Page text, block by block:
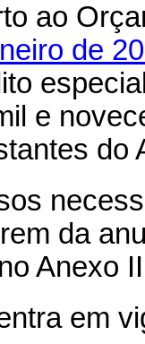
ao
de
e
do
da
Anexo
em